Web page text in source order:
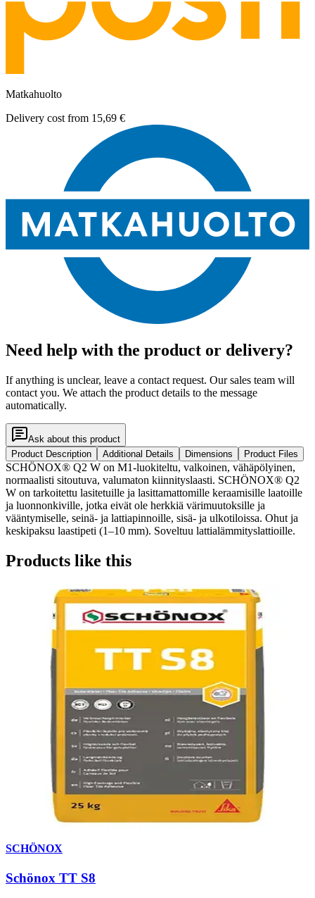
Matkahuolto
Delivery cost from 15,69 €
Need help with the product or delivery?
If anything is unclear, leave a contact request. Our sales team will
contact you. We attach the product details to the message
automatically.
Ask about this product
Product Description
Additional Details Dimensions Product Files
SCHÖNOX® Q2 W on M1-luokiteltu, valkoinen, vähäpölyinen,
normaalisti sitoutuva, valumaton kiinnityslaasti. SCHÖNOX® Q2
W on tarkoitettu lasitetuille ja lasittamattomille keraamisille laatoille
ja luonnonkiville, jotka eivät ole herkkiä värimuutoksille ja
vääntymiselle, seinä- ja lattiapinnoille, sisä- ja ulkotiloissa. Ohut ja
keskipaksu laastipeti (1–10 mm). Soveltuu lattialämmityslattioille.
Products like this
SCHÖNOX
Schönox TT S8